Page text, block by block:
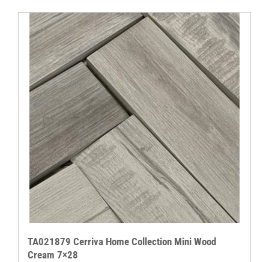
TA021879 Cerriva Home Collection Mini Wood
Cream 7×28